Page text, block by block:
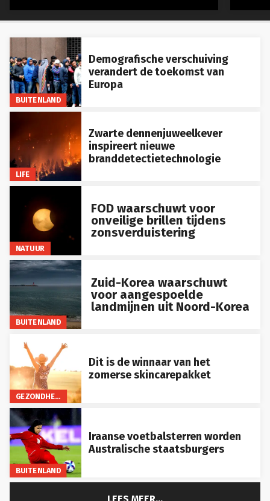
BUITENLAND
Demografische verschuiving
verandert de toekomst van
Europa
LIFE
Zwarte dennenjuweelkever
inspireert nieuwe
branddetectietechnologie
NATUUR
FOD waarschuwt voor
onveilige brillen tijdens
zonsverduistering
BUITENLAND
Zuid-Korea waarschuwt
voor aangespoelde
landmijnen uit Noord-Korea
GEZONDHEID
Dit is de winnaar van het
zomerse skincarepakket
BUITENLAND
Iraanse voetbalsterren worden
Australische staatsburgers
LEES MEER...